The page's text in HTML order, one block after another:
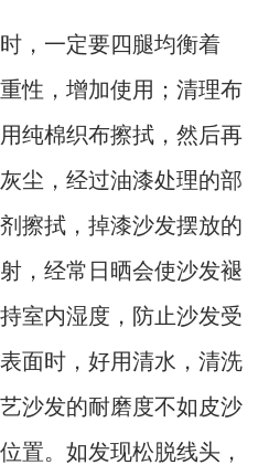
，一定要四腿均衡着
性，增加使用；清理布
纯棉织布擦拭，然后再
尘，经过油漆处理的部
擦拭，掉漆沙发摆放的
，经常日晒会使沙发褪
室内湿度，防止沙发受
面时，好用清水，清洗
沙发的耐磨度不如皮沙
置。如发现松脱线头，